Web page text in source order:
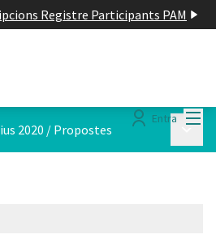
Registre Participants PAM
Entra
2020 / Propostes